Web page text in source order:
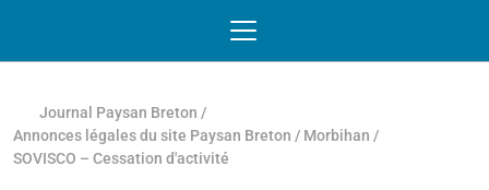
Journal Paysan Breton /
Annonces légales du site Paysan Breton / Morbihan /
SOVISCO – Cessation d'activité